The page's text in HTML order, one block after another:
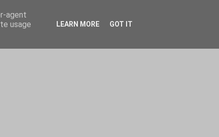
agent
usage
LEARN MORE GOT IT